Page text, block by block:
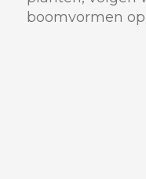
boomvormen